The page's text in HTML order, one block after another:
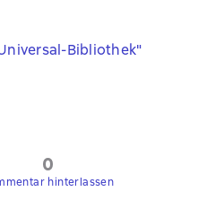
Bibliothek"
0
hinterlassen